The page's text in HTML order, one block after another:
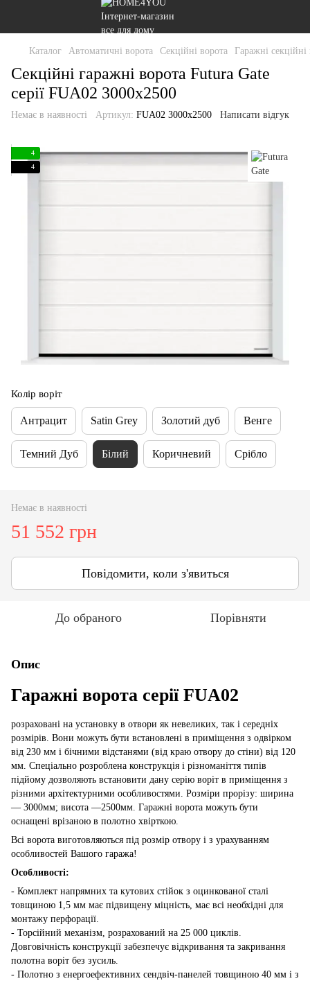
Каталог Автоматичні ворота Секційні ворота Гаражні секційні
Секційні гаражні ворота Futura Gate
серії FUA02 3000х2500
Немає в наявності Артикул: FUA02 3000х2500 Написати відгук
4
4
Колір воріт
Антрацит Satin Grey Золотий дуб Венге
Темний Дуб Білий Коричневий Срібло
Немає в наявності
51 552 грн
Повідомити, коли з'явиться
До обраного Порівняти
Опис
Гаражні ворота серії FUA02
розраховані на установку в отвори як невеликих, так і середніх
розмірів. Вони можуть бути встановлені в приміщення з одвірком
від 230 мм і бічними відстанями (від краю отвору до стіни) від 120
мм. Спеціально розроблена конструкція і різноманіття типів
підйому дозволяють встановити дану серію воріт в приміщення з
різними архітектурними особливостями. Розміри прорізу: ширина
— 3000мм; висота —2500мм. Гаражні ворота можуть бути
оснащені врізаною в полотно хвірткою.
Всі ворота виготовляються під розмір отвору і з урахуванням
особливостей Вашого гаража!
Особливості:
- Комплект напрямних та кутових стійок з оцинкованої сталі
товщиною 1,5 мм має підвищену міцність, має всі необхідні для
монтажу перфорації.
- Торсійний механізм, розрахований на 25 000 циклів.
Довговічність конструкції забезпечує відкривання та закривання
полотна воріт без зусиль.
- Полотно з енергоефективних сендвіч-панелей товщиною 40 мм і з